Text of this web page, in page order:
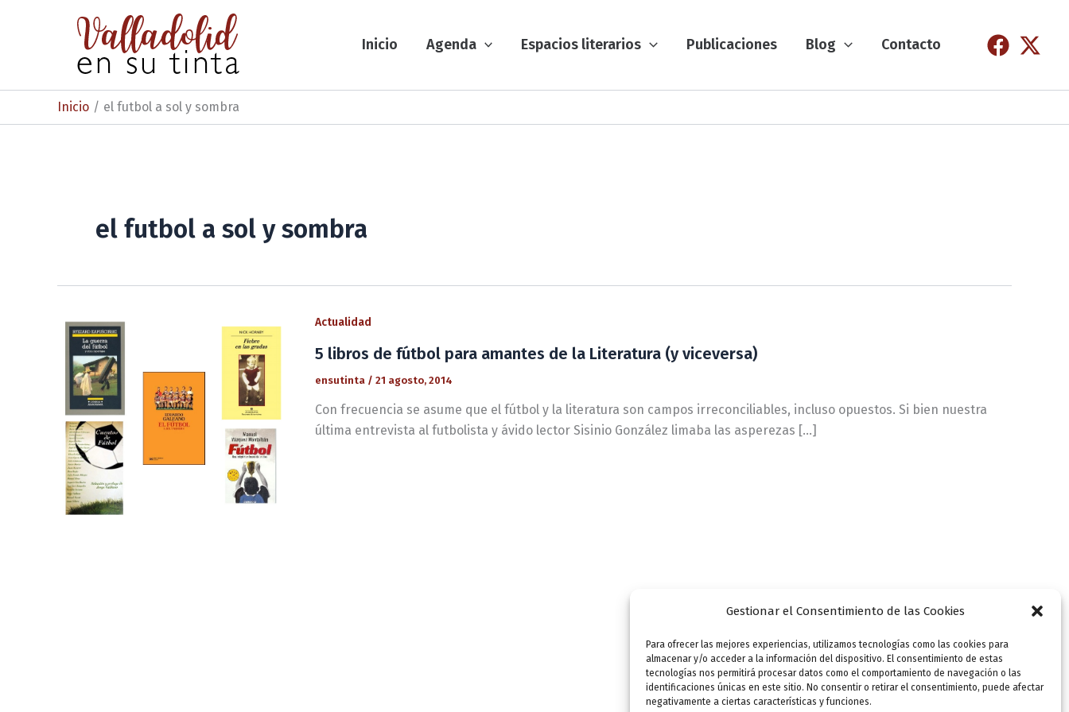
Gestionar el Consentimiento de las Cookies
Para ofrecer las mejores experiencias, utilizamos tecnologías como las cookies para
almacenar y/o acceder a la información del dispositivo. El consentimiento de estas
tecnologías nos permitirá procesar datos como el comportamiento de navegación o las
identificaciones únicas en este sitio. No consentir o retirar el consentimiento, puede afectar
negativamente a ciertas características y funciones.
Inicio Agenda Espacios literarios Publicaciones Blog Contacto
Inicio el futbol a sol y sombra
el futbol a sol y sombra
Actualidad
5 libros de fútbol para amantes de la Literatura (y viceversa)
ensutinta / 21 agosto, 2014
Con frecuencia se asume que el fútbol y la literatura son campos irreconciliables, incluso opuestos. Si bien nuestra
última entrevista al futbolista y ávido lector Sisinio González limaba las asperezas […]